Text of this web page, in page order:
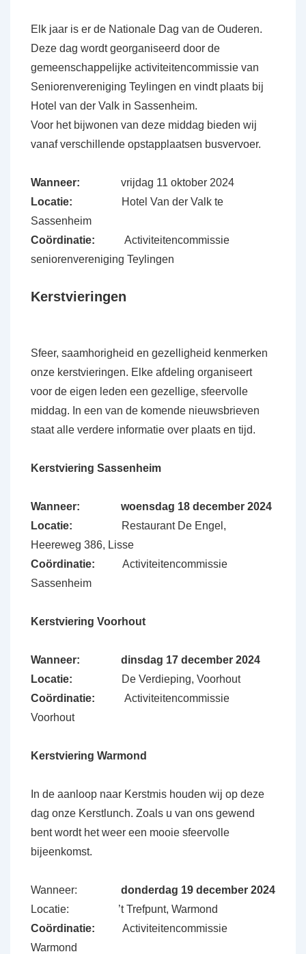
Elk jaar is er de Nationale Dag van de Ouderen.
Deze dag wordt georganiseerd door de
gemeenschappelijke activiteitencommissie van
Seniorenvereniging Teylingen en vindt plaats bij
Hotel van der Valk in Sassenheim.
Voor het bijwonen van deze middag bieden wij
vanaf verschillende opstapplaatsen busvervoer.
Wanneer: vrijdag 11 oktober 2024
Locatie: Hotel Van der Valk te
Sassenheim
Coördinatie: Activiteitencommissie
seniorenvereniging Teylingen
Kerstvieringen
Sfeer, saamhorigheid en gezelligheid kenmerken
onze kerstvieringen. Elke afdeling organiseert
voor de eigen leden een gezellige, sfeervolle
middag. In een van de komende nieuwsbrieven
staat alle verdere informatie over plaats en tijd.
Kerstviering Sassenheim
Wanneer:
woensdag 18 december 2024
Locatie:
Restaurant De Engel,
Heereweg 386, Lisse
Coördinatie: Activiteitencommissie
Sassenheim
Kerstviering Voorhout
Wanneer: dinsdag 17 december 2024
Locatie: De Verdieping, Voorhout
Coördinatie: Activiteitencommissie
Voorhout
Kerstviering Warmond
In de aanloop naar Kerstmis houden wij op deze
dag onze Kerstlunch. Zoals u van ons gewend
bent wordt het weer een mooie sfeervolle
bijeenkomst.
Wanneer: donderdag 19 december 2024
Locatie: ’t Trefpunt, Warmond
Coördinatie: Activiteitencommissie
Warmond